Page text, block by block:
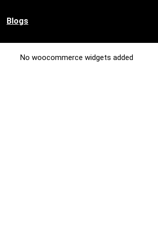
Blogs
No woocommerce widgets added